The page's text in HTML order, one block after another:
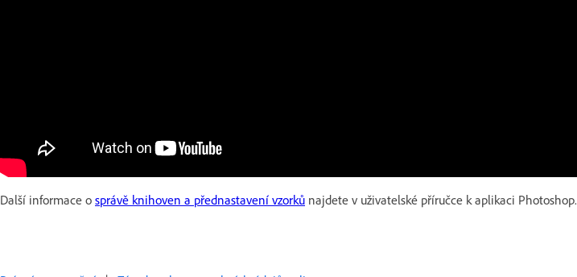
Další informace o správě knihoven a přednastavení vzorků najdete v uživatelské příručce k aplikaci Photoshop.